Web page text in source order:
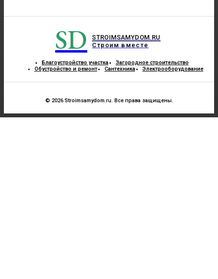
SD
STROIMSAMYDOM.RU
Строим вместе
Благоустройство участка
Загородное строительство
Обустройство и ремонт
Сантехника Электрооборудование
© 2026 Stroimsamydom.ru. Все права защищены.